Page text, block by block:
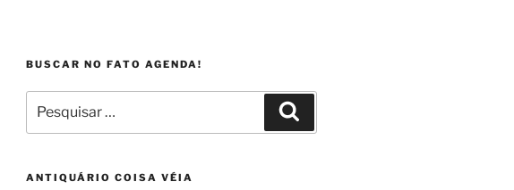
BUSCAR NO FATO AGENDA!
por:
ANTIQUÁRIO COISA VÉIA